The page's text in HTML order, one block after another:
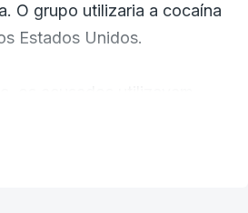
O grupo utilizaria a cocaína
Estados Unidos.